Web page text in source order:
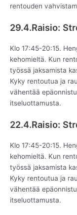
rentouden
29.4.Raisio:
Klo 17:45-20:15.
kehomieltä. Kun
työssä jaksamista
Kyky rentoutua ja
vähentää
itseluottamusta.
22.4.Raisio:
Klo 17:45-20:15.
kehomieltä. Kun
työssä jaksamista
Kyky rentoutua ja
vähentää
itseluottamusta.